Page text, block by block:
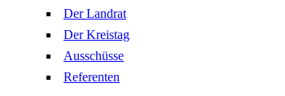
Der Landrat
Der Kreistag
Ausschüsse
Referenten